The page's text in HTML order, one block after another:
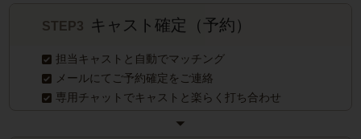
STEP3 キャスト確定（予約）
担当キャストと自動でマッチング
メールにてご予約確定をご連絡
専用チャットでキャストと楽らく打ち合わせ